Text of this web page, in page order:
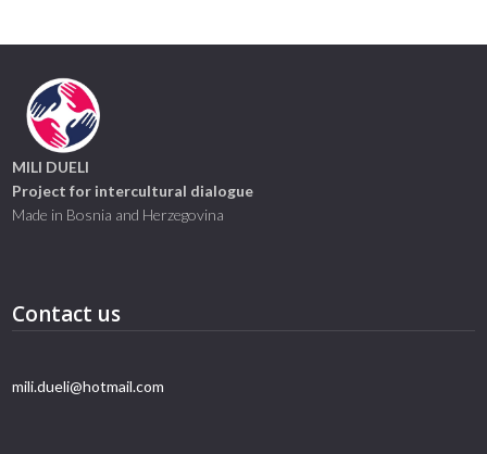
MILI DUELI
Project for intercultural dialogue
Made in Bosnia and Herzegovina
Contact us
mili.dueli@hotmail.com